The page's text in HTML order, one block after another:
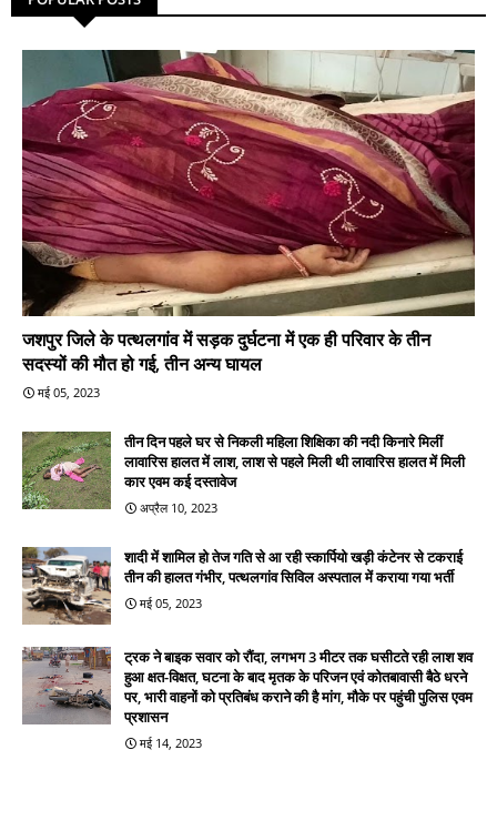
जशपुर जिले के पत्थलगांव में सड़क दुर्घटना में एक ही परिवार के तीन
सदस्यों की मौत हो गई, तीन अन्य घायल
मई 05, 2023
तीन दिन पहले घर से निकली महिला शिक्षिका की नदी किनारे मिलीं
लावारिस हालत में लाश, लाश से पहले मिली थी लावारिस हालत में मिली
कार एवम कई दस्तावेज
अप्रैल 10, 2023
शादी में शामिल हो तेज गति से आ रही स्कार्पियो खड़ी कंटेनर से टकराई
तीन की हालत गंभीर, पत्थलगांव सिविल अस्पताल में कराया गया भर्ती
मई 05, 2023
ट्रक ने बाइक सवार को रौंदा, लगभग 3 मीटर तक घसीटते रही लाश शव
हुआ क्षत-विक्षत, घटना के बाद मृतक के परिजन एवं कोतबावासी बैठे धरने
पर, भारी वाहनों को प्रतिबंध कराने की है मांग, मौके पर पहुंची पुलिस एवम
प्रशासन
मई 14, 2023